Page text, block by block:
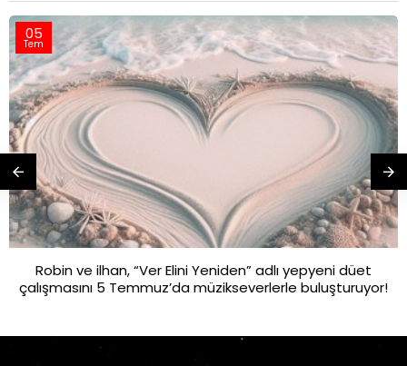
05
Tem
Robin ve ilhan, “Ver Elini Yeniden” adlı yepyeni düet
çalışmasını 5 Temmuz’da müzikseverlerle buluşturuyor!